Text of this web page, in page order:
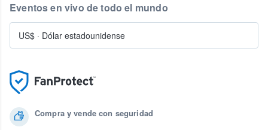
Compra y vende con seguridad
Eventos en vivo de todo el mundo
US$ · Dólar estadounidense